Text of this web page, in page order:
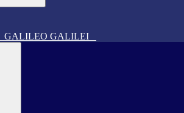
GALILEO GALILEI